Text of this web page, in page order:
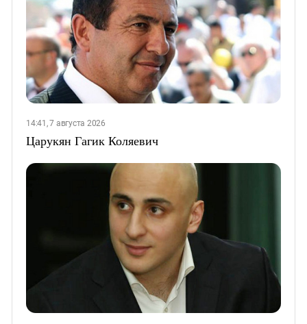
14:41, 7 августа 2026
Царукян Гагик Коляевич